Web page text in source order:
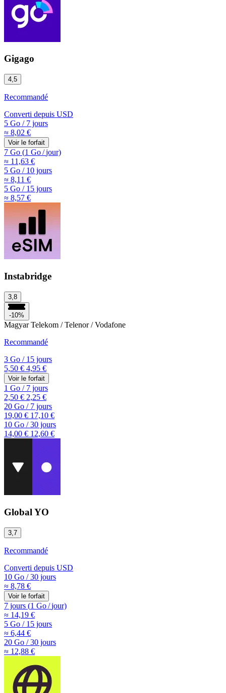
Gigago
4,5
Recommandé
Converti depuis USD
5 Go /7 jours
≈ 8,02 €
Voir le forfait
7 Go (1 Go/jour)
≈ 11,63 €
5 Go /10 jours
≈ 8,11 €
5 Go /15 jours
≈ 8,57 €
Instabridge
3,8
-10%
Magyar Telekom / Telenor / Vodafone
Recommandé
3 Go /15 jours
5,50 € 4,95 €
Voir le forfait
1 Go /7 jours
2,50 € 2,25 €
20 Go /7 jours
19,00 € 17,10 €
10 Go /30 jours
14,00 € 12,60 €
Global YO
3,7
Recommandé
Converti depuis USD
10 Go /30 jours
≈ 8,78 €
Voir le forfait
7 jours (1 Go/jour)
≈ 14,19 €
5 Go /15 jours
≈ 6,44 €
20 Go /30 jours
≈ 12,88 €